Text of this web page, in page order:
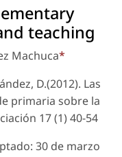
teaching
Machuca*
D.(2012). Las
primaria sobre la
17 (1) 40-54
30 de marzo